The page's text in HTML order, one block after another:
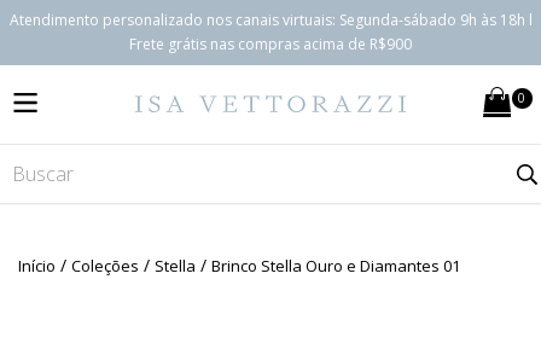
Atendimento personalizado nos canais virtuais: Segunda-sábado 9h às 18h l
Frete grátis nas compras acima de R$900
0
Início / Coleções / Stella / Brinco Stella Ouro e Diamantes 01